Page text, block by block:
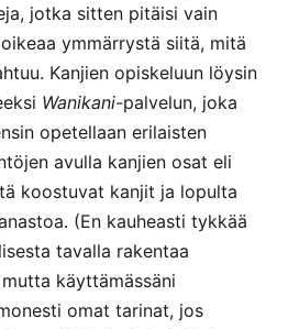
jotka sitten pitäisi vain
ymmärrystä siitä, mitä
Kanjien opiskeluun löysin
Wanikani-palvelun, joka
opetellaan erilaisten
avulla kanjien osat eli
koostuvat kanjit ja lopulta
(En kauheasti tykkää
tavalla rakentaa
käyttämässäni
omat tarinat, jos